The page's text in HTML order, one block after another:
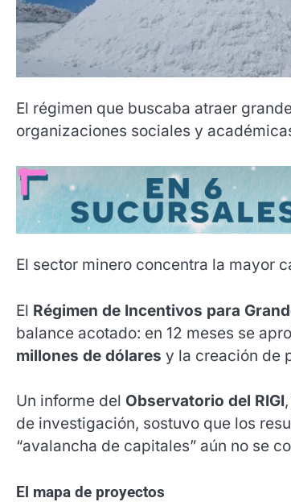
El régimen que buscaba atraer
organizaciones sociales y
El sector minero concentra la mayor
El Régimen de Incentivos para
balance acotado: en 12 meses se
millones de dólares y la creación de
Un informe del Observatorio del RIGI
de investigación, sostuvo que los
“avalancha de capitales” aún no se
El mapa de proyectos